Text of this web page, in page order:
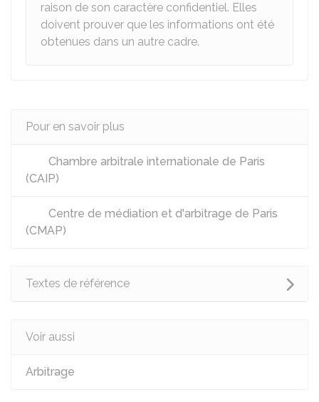
raison de son caractère confidentiel. Elles
doivent prouver que les informations ont été
obtenues dans un autre cadre.
Pour en savoir plus
Chambre arbitrale internationale de Paris
(CAIP)
Centre de médiation et d'arbitrage de Paris
(CMAP)
Textes de référence
Voir aussi
Arbitrage